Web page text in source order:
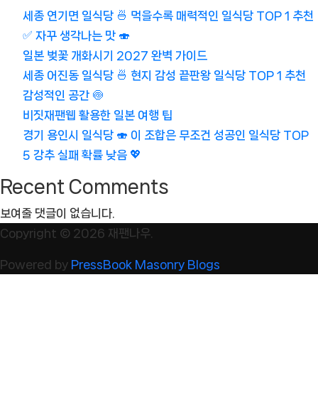
세종 연기면 일식당 🍜 먹을수록 매력적인 일식당 TOP 1 추천
✅ 자꾸 생각나는 맛 🍣
일본 벚꽃 개화시기 2027 완벽 가이드
세종 어진동 일식당 🍜 현지 감성 끝판왕 일식당 TOP 1 추천
감성적인 공간 🍥
비짓재팬웹 활용한 일본 여행 팁
경기 용인시 일식당 🍣 이 조합은 무조건 성공인 일식당 TOP
5 강추 실패 확률 낮음 💖
Recent Comments
보여줄 댓글이 없습니다.
Copyright © 2026 재팬나우.
Powered by PressBook Masonry Blogs